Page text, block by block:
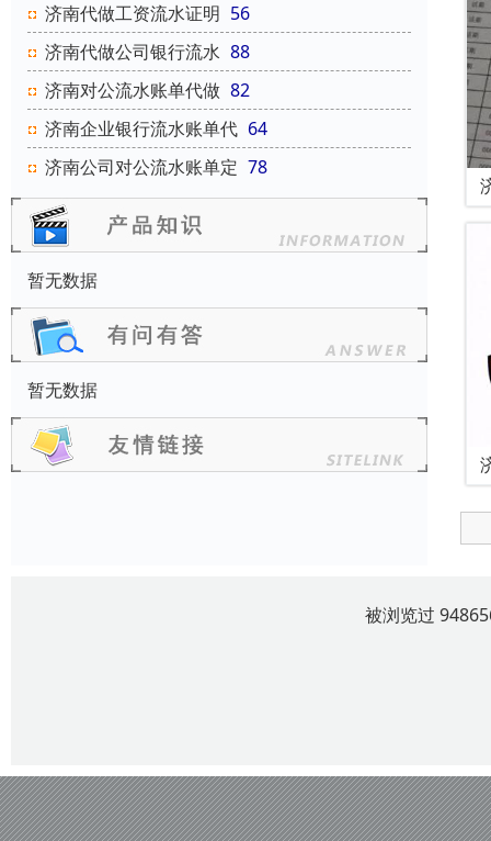
济南代做工资流水证明 56
济南代做公司银行流水 88
济南对公流水账单代做 82
济南企业银行流水账单代 64
济南公司对公流水账单定 78
暂无数据
暂无数据
被浏览过